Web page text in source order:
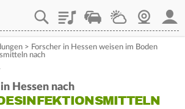
PlaylistStaupilotWetterWebcam
> Forscher in Hessen weisen im Boden
nach
Hessen nach